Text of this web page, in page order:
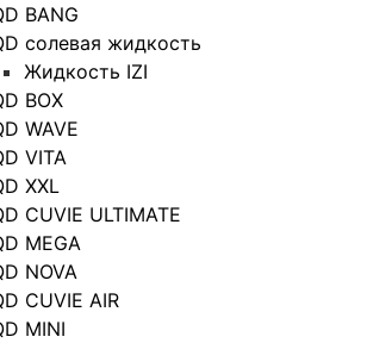
BANG
солевая жидкость
Жидкость IZI
BOX
WAVE
VITA
XXL
CUVIE ULTIMATE
MEGA
NOVA
CUVIE AIR
MINI